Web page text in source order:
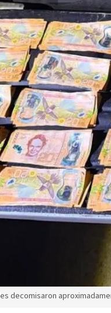
decomisaron